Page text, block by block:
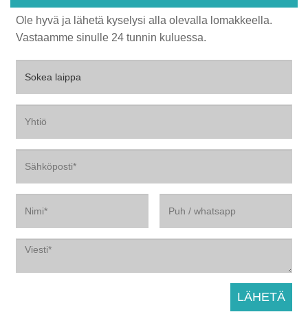
Ole hyvä ja lähetä kyselysi alla olevalla lomakkeella.
Vastaamme sinulle 24 tunnin kuluessa.